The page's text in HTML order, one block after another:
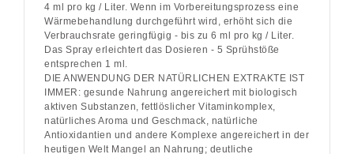
4 ml pro kg / Liter. Wenn im Vorbereitungsprozess eine
Wärmebehandlung durchgeführt wird, erhöht sich die
Verbrauchsrate geringfügig - bis zu 6 ml pro kg / Liter.
Das Spray erleichtert das Dosieren - 5 Sprühstöße
entsprechen 1 ml.
DIE ANWENDUNG DER NATÜRLICHEN EXTRAKTE IST
IMMER: gesunde Nahrung angereichert mit biologisch
aktiven Substanzen, fettlöslicher Vitaminkomplex,
natürliches Aroma und Geschmack, natürliche
Antioxidantien und andere Komplexe angereichert in der
heutigen Welt Mangel an Nahrung; deutliche